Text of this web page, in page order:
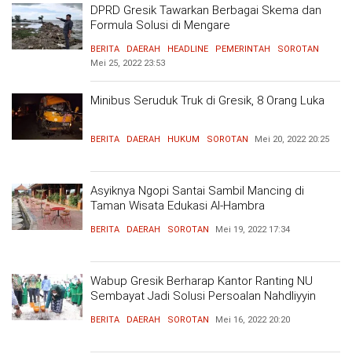
DPRD Gresik Tawarkan Berbagai Skema dan
Formula Solusi di Mengare
BERITA DAERAH HEADLINE PEMERINTAH
SOROTAN
Mei 25, 2022 23:53
Minibus Seruduk Truk di Gresik, 8 Orang Luka
BERITA DAERAH HUKUM SOROTAN Mei 20, 2022 20:25
Asyiknya Ngopi Santai Sambil Mancing di
Taman Wisata Edukasi Al-Hambra
BERITA DAERAH SOROTAN Mei 19, 2022 17:34
Wabup Gresik Berharap Kantor Ranting NU
Sembayat Jadi Solusi Persoalan Nahdliyyin
BERITA DAERAH SOROTAN Mei 16, 2022 20:20